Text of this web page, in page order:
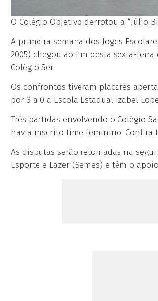
O Colégio Objetivo derrotou a “Júlio
A primeira semana dos Jogos
2005) chegou ao fim desta sexta-
Colégio Ser.
Os confrontos tiveram placares
por 3 a 0 a Escola Estadual Izabel
Três partidas envolvendo o Colégio
havia inscrito time feminino. Confira
As disputas serão retomadas na
Esporte e Lazer (Semes) e têm o